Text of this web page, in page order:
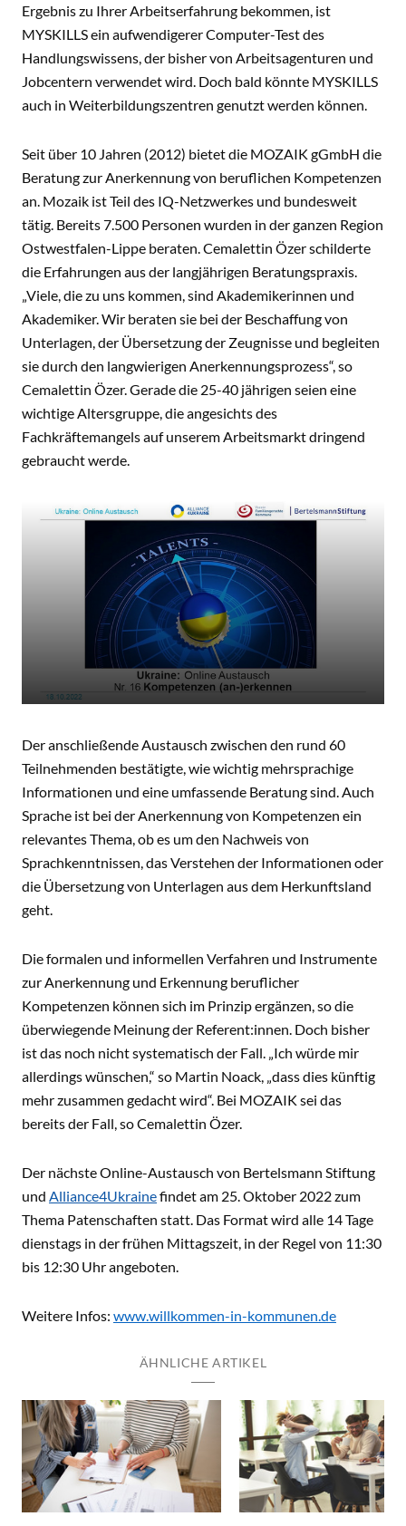
Ergebnis zu Ihrer Arbeitserfahrung bekommen, ist
MYSKILLS ein aufwendigerer Computer-Test des
Handlungswissens, der bisher von Arbeitsagenturen und
Jobcentern verwendet wird. Doch bald könnte MYSKILLS
auch in Weiterbildungszentren genutzt werden können.
Seit über 10 Jahren (2012) bietet die MOZAIK gGmbH die
Beratung zur Anerkennung von beruflichen Kompetenzen
an. Mozaik ist Teil des IQ-Netzwerkes und bundesweit
tätig. Bereits 7.500 Personen wurden in der ganzen Region
Ostwestfalen-Lippe beraten. Cemalettin Özer schilderte
die Erfahrungen aus der langjährigen Beratungspraxis.
„Viele, die zu uns kommen, sind Akademikerinnen und
Akademiker. Wir beraten sie bei der Beschaffung von
Unterlagen, der Übersetzung der Zeugnisse und begleiten
sie durch den langwierigen Anerkennungsprozess“, so
Cemalettin Özer. Gerade die 25-40 jährigen seien eine
wichtige Altersgruppe, die angesichts des
Fachkräftemangels auf unserem Arbeitsmarkt dringend
gebraucht werde.
Der anschließende Austausch zwischen den rund 60
Teilnehmenden bestätigte, wie wichtig mehrsprachige
Informationen und eine umfassende Beratung sind. Auch
Sprache ist bei der Anerkennung von Kompetenzen ein
relevantes Thema, ob es um den Nachweis von
Sprachkenntnissen, das Verstehen der Informationen oder
die Übersetzung von Unterlagen aus dem Herkunftsland
geht.
Die formalen und informellen Verfahren und Instrumente
zur Anerkennung und Erkennung beruflicher
Kompetenzen können sich im Prinzip ergänzen, so die
überwiegende Meinung der Referent:innen. Doch bisher
ist das noch nicht systematisch der Fall. „Ich würde mir
allerdings wünschen,“ so Martin Noack, „dass dies künftig
mehr zusammen gedacht wird“. Bei MOZAIK sei das
bereits der Fall, so Cemalettin Özer.
Der nächste Online-Austausch von Bertelsmann Stiftung
und Alliance4Ukrainefindet am 25. Oktober 2022 zum
Thema Patenschaften statt. Das Format wird alle 14 Tage
dienstags in der frühen Mittagszeit, in der Regel von 11:30
bis 12:30 Uhr angeboten.​​
Weitere Infos: www.willkommen-in-kommunen.de
ÄHNLICHE ARTIKEL